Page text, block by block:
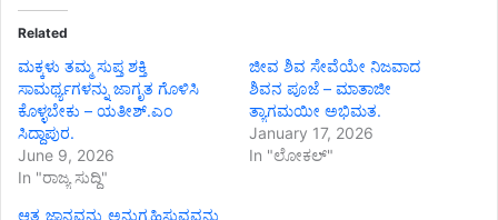
Related
ಮಕ್ಕಳು ತಮ್ಮ ಸುಪ್ತ ಶಕ್ತಿ
ಸಾಮರ್ಥ್ಯಗಳನ್ನು ಜಾಗೃತ ಗೊಳಿಸಿ
ಕೊಳ್ಳಬೇಕು – ಯತೀಶ್.ಎಂ
ಸಿದ್ದಾಪುರ.
June 9, 2026
In "ರಾಜ್ಯ ಸುದ್ದಿ"
ಜೀವ ಶಿವ ಸೇವೆಯೇ ನಿಜವಾದ
ಶಿವನ ಪೂಜೆ – ಮಾತಾಜೀ
ತ್ಯಾಗಮಯೀ ಅಭಿಮತ.
January 17, 2026
In "ಲೋಕಲ್"
ಆತ್ಮ ಜ್ಞಾನವನ್ನು ಅನುಗ್ರಹಿಸುವವನು